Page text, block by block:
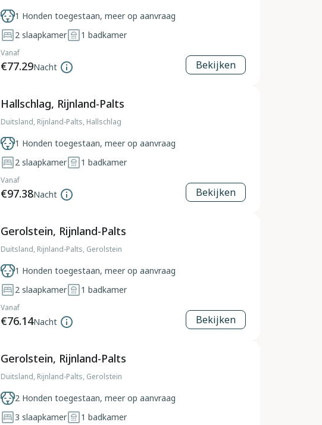
1 Honden toegestaan, meer op aanvraag
2 slaapkamer 1 badkamer
Vanaf
€77.29Nacht Bekijken
Hallschlag, Rijnland-Palts
Duitsland, Rijnland-Palts, Hallschlag
1 Honden toegestaan, meer op aanvraag
2 slaapkamer 1 badkamer
Vanaf
€97.38Nacht Bekijken
Gerolstein, Rijnland-Palts
Duitsland, Rijnland-Palts, Gerolstein
1 Honden toegestaan, meer op aanvraag
2 slaapkamer 1 badkamer
Vanaf
€76.14Nacht Bekijken
Gerolstein, Rijnland-Palts
Duitsland, Rijnland-Palts, Gerolstein
2 Honden toegestaan, meer op aanvraag
3 slaapkamer 1 badkamer